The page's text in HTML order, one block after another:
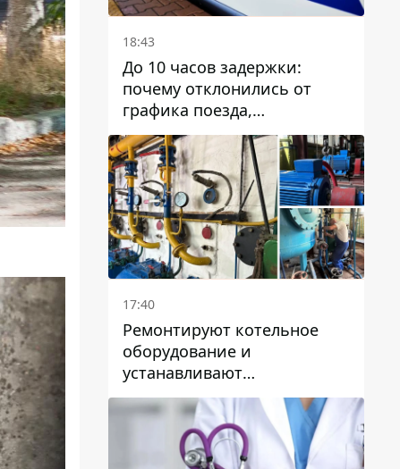
18:43
До 10 часов задержки:
почему отклонились от
графика поезда,
курсирующие через Днепр
и область
17:40
Ремонтируют котельное
оборудование и
устанавливают
генераторные установки:
как в Днепре готовятся к
отопительному сезону